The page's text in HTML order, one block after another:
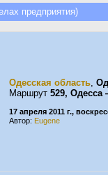
предприятия)
Одесская область,
Маршрут 529,
17 апреля 2011 г.,
Автор: Eugene